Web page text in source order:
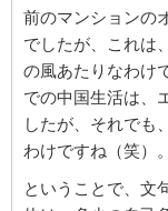
前のマンションの
でしたが、これは
の風あたりなわけ
での中国生活は、
したが、それでも
わけですね（笑）。
ということで、文